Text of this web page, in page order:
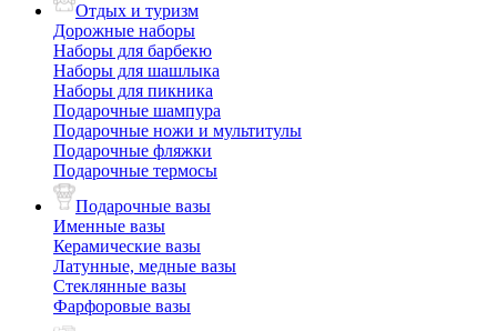
Отдых и туризм
Дорожные наборы
Наборы для барбекю
Наборы для шашлыка
Наборы для пикника
Подарочные шампура
Подарочные ножи и мультитулы
Подарочные фляжки
Подарочные термосы
Подарочные вазы
Именные вазы
Керамические вазы
Латунные, медные вазы
Стеклянные вазы
Фарфоровые вазы